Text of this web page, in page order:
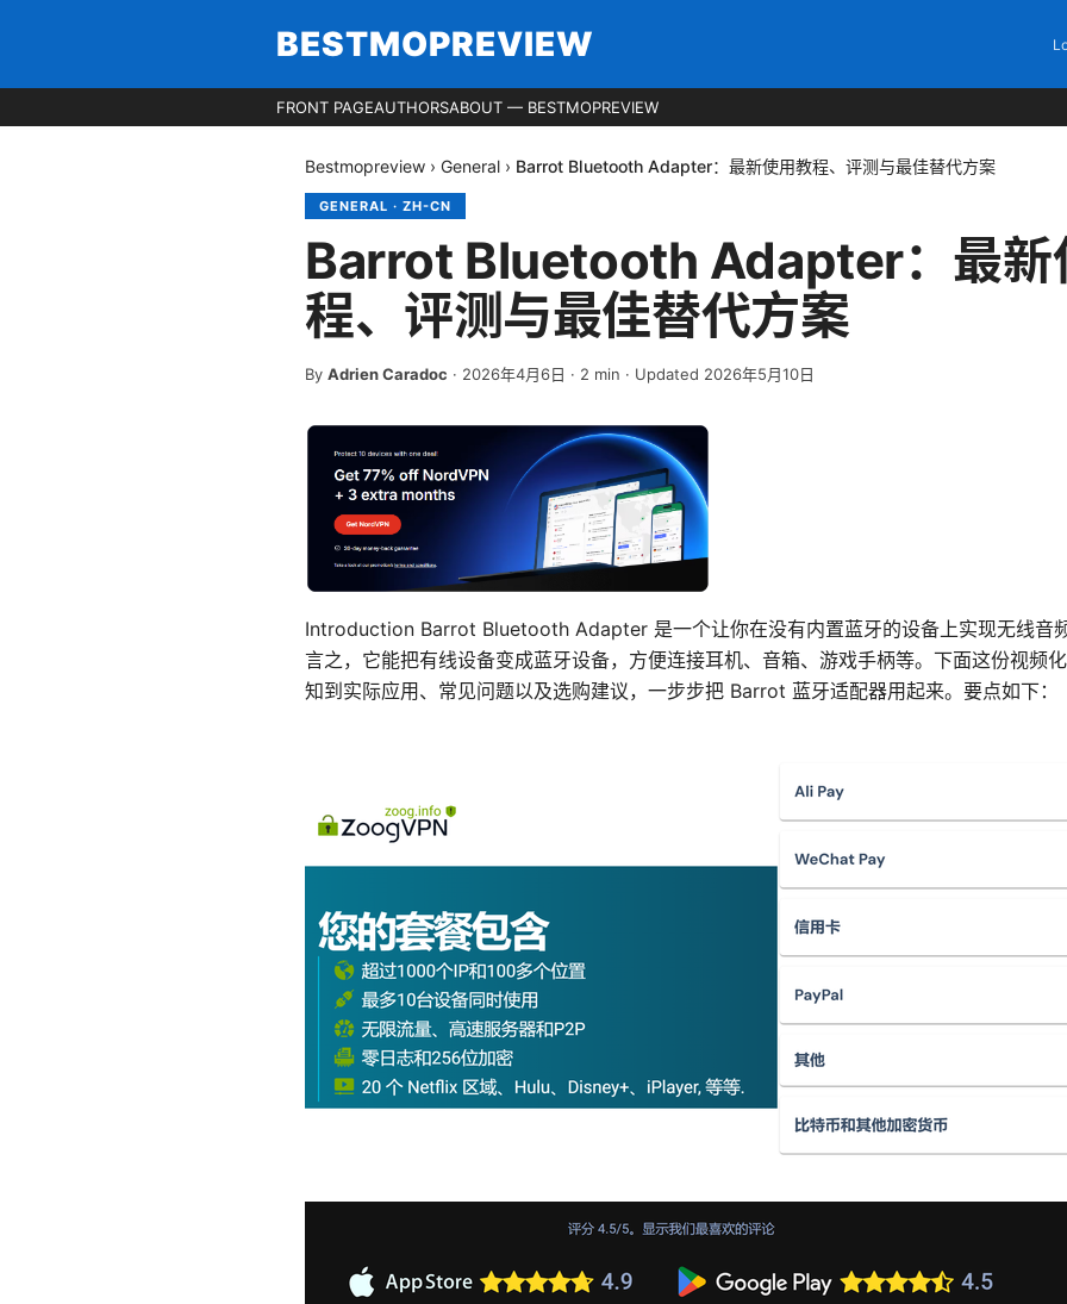
BESTMOPREVIEW
FRONT PAGEAUTHORSABOUT — BESTMOPREVIEW
Bestmopreview › General › Barrot Bluetooth Adapter：最新使用教程、评测与最佳替代方案
GENERAL · ZH-CN
Barrot Bluetooth Adapter：最新
程、评测与最佳替代方案
By Adrien Caradoc · 2026年4月6日 · 2 min · Updated 2026年5月10日
Introduction Barrot Bluetooth Adapter 是一个让你在没有内置蓝牙的设备上实现无线音
言之，它能把有线设备变成蓝牙设备，方便连接耳机、音箱、游戏手柄等。下面这份视频
知到实际应用、常见问题以及选购建议，一步步把 Barrot 蓝牙适配器用起来。要点如下：